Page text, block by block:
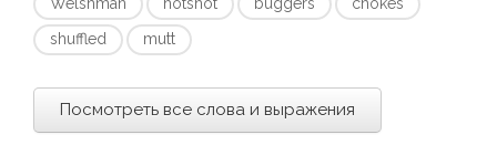
shuffled
mutt
Посмотреть все слова и выражения